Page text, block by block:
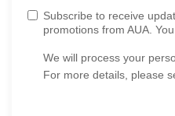
Subscribe to receive
promotions from AUA.
We will process your
For more details, please